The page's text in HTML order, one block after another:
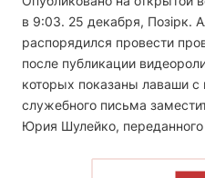
в 9:03. 25 декабря, Позірк.
распорядился провести
после публикации
которых показаны лаваши с
служебного письма
Юрия Шулейко,